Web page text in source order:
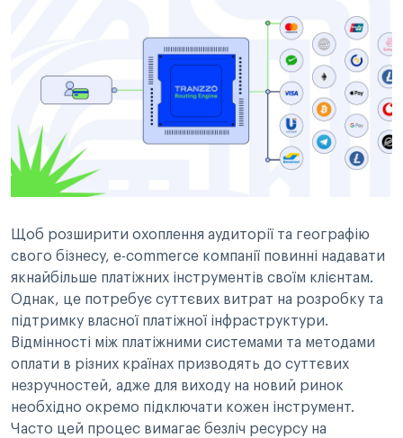
Щоб розширити охоплення аудиторії та географію
свого бізнесу, e-commerce компанії повинні надавати
якнайбільше платіжних інструментів своїм клієнтам.
Однак, це потребує суттєвих витрат на розробку та
підтримку власної платіжної інфраструктури.
Відмінності між платіжними системами та методами
оплати в різних країнах призводять до суттєвих
незручностей, адже для виходу на новий ринок
необхідно окремо підключати кожен інструмент.
Часто цей процес вимагає безліч ресурсу на